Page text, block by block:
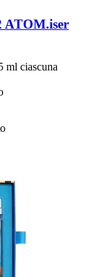
ATOM.iser
ml ciascuna